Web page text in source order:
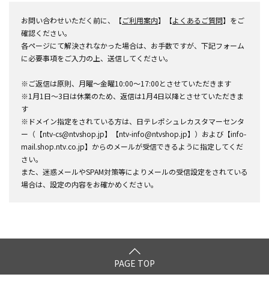
お問い合わせいただく前に、【ご利用案内】【よくあるご質問】をご
確認ください。
各ページにて解決されなかった場合は、お手数ですが、下記フォーム
に必要事項をご入力の上、送信してください。
※ご返信は原則、月曜～金曜10:00～17:00とさせていただきます
※1月1日～3日は休業のため、返信は1月4日以降とさせていただきま
す
※ドメイン指定をされている方は、日テレポシュレカスタマーセンタ
ー（【ntv-cs@ntvshop.jp】【ntv-info@ntvshop.jp】）および【info-
mail.shop.ntv.co.jp】からのメールが受信できるように指定してくだ
さい。
また、迷惑メールやSPAM対策等によりメールの受信設定をされている
場合は、設定の内容をお確かめください。
PAGE TOP